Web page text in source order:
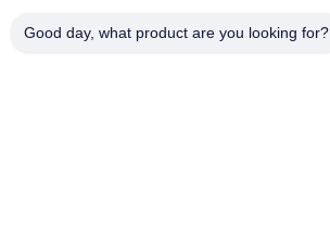
Good day, what product are you looking for?